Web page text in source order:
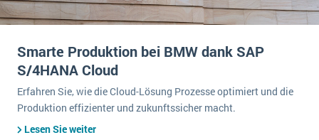
Smarte Produktion bei BMW dank SAP
S/4HANA Cloud
Erfahren Sie, wie die Cloud-Lösung Prozesse optimiert und die
Produktion effizienter und zukunftssicher macht.
Lesen Sie weiter